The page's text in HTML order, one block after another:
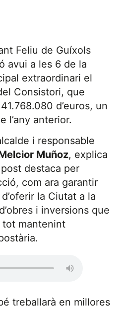
Feliu de Guíxols
avui a les 6 de la
extraordinari el
Consistori, que
d’euros, un
l’any anterior.
i responsable
Muñoz, explica
destaca per
com ara garantir
la Ciutat a la
i inversions que
tot mantenint
treballarà en millores